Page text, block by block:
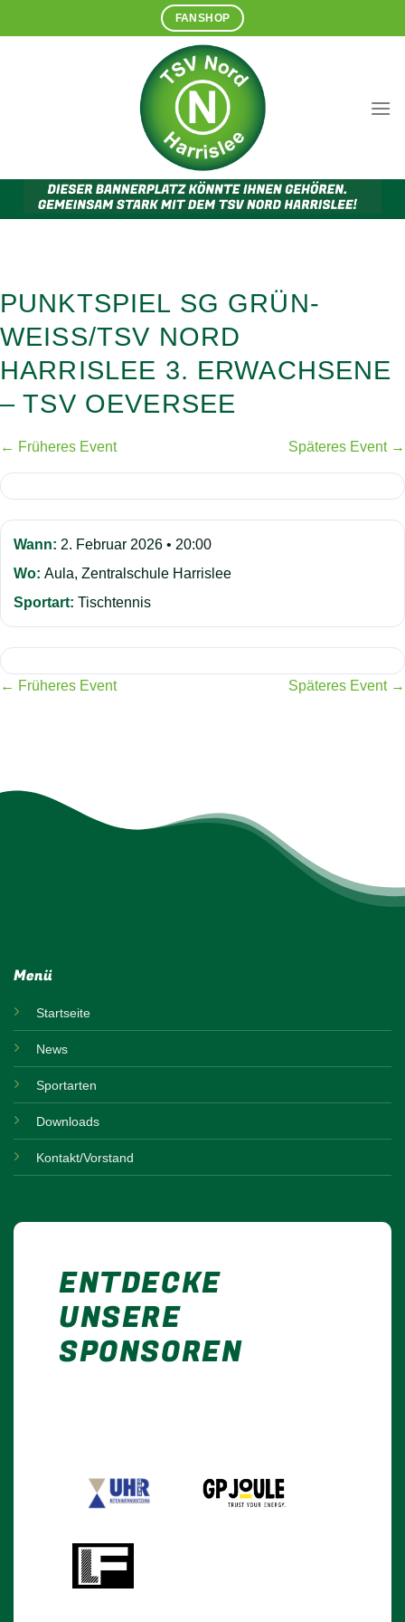
Inhalt
FANSHOP
PUNKTSPIEL SG GRÜN-
WEISS/TSV NORD
HARRISLEE 3. ERWACHSENE
– TSV OEVERSEE
← Früheres Event Späteres Event →
Wann: 2. Februar 2026 • 20:00
Wo: Aula, Zentralschule Harrislee
Sportart: Tischtennis
← Früheres Event Späteres Event →
Menü
Startseite
News
Sportarten
Downloads
Kontakt/Vorstand
ENTDECKE
UNSERE
SPONSOREN